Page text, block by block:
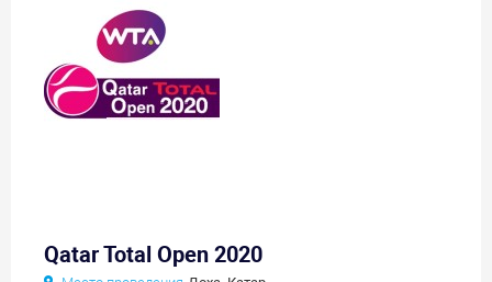
Qatar Total Open 2020